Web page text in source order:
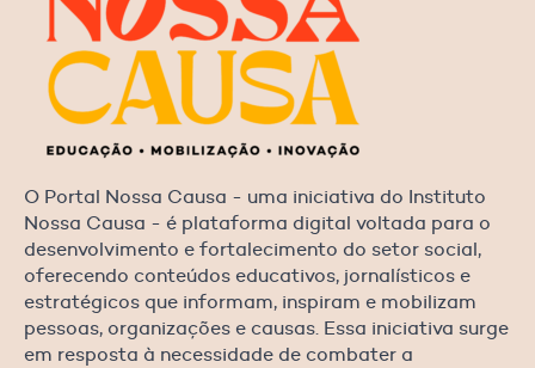
O Portal Nossa Causa - uma iniciativa do Instituto
Nossa Causa - é plataforma digital voltada para o
desenvolvimento e fortalecimento do setor social,
oferecendo conteúdos educativos, jornalísticos e
estratégicos que informam, inspiram e mobilizam
pessoas, organizações e causas. Essa iniciativa surge
em resposta à necessidade de combater a